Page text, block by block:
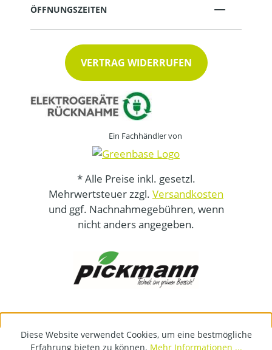
ÖFFNUNGSZEITEN
VERTRAG WIDERRUFEN
Ein Fachhändler von
* Alle Preise inkl. gesetzl.
Mehrwertsteuer zzgl. Versandkosten
und ggf. Nachnahmegebühren, wenn
nicht anders angegeben.
Diese Website verwendet Cookies, um eine bestmögliche
Erfahrung bieten zu können. Mehr Informationen ...